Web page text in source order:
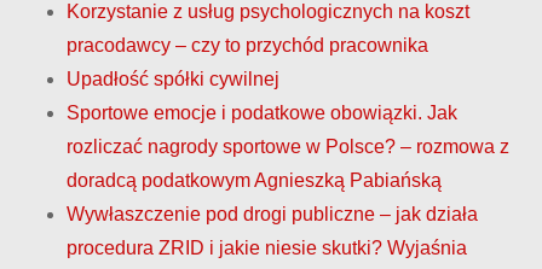
Korzystanie z usług psychologicznych na koszt
pracodawcy – czy to przychód pracownika
Upadłość spółki cywilnej
Sportowe emocje i podatkowe obowiązki. Jak
rozliczać nagrody sportowe w Polsce? – rozmowa z
doradcą podatkowym Agnieszką Pabiańską
Wywłaszczenie pod drogi publiczne – jak działa
procedura ZRID i jakie niesie skutki? Wyjaśnia